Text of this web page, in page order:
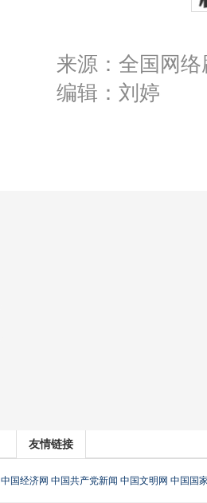
来源：全国网络
编辑：刘婷
友情链接
中国经济网 中国共产党新闻 中国文明网 中国国